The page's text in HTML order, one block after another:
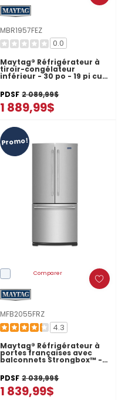
MBR1957FEZ
0.0
Maytag® Réfrigérateur à
tiroir-congélateur
inférieur - 30 po - 19 pi cu
PDSF 2 089,99$
1 889,99$
Promo!
Comparer
MFB2055FRZ
4.3
Maytag® Réfrigérateur à
portes françaises avec
balconnets Strongbox™ -
MFB2055FRZ
PDSF 2 039,99$
1 839,99$